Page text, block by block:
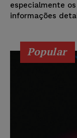
especialmente
informações
Popular